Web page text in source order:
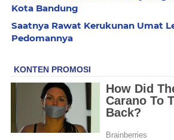
Kota Bandung
Saatnya Rawat Kerukunan Umat
Pedomannya